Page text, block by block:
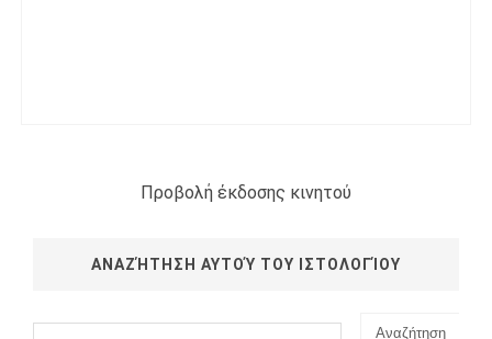
Προβολή έκδοσης κινητού
ΑΝΑΖΉΤΗΣΗ ΑΥΤΟΎ ΤΟΥ ΙΣΤΟΛΟΓΊΟΥ